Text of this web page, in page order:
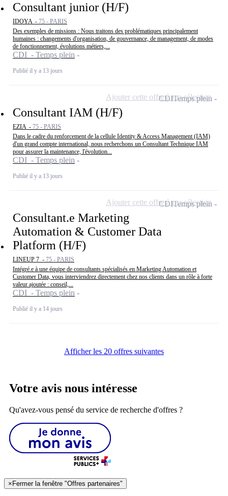
Consultant junior (H/F)
IDOYA - 75 - PARIS
Des exemples de missions : Nous traitons des problématiques principalement
humaines : changements d'organisation, de gouvernance, de management, de modes
de fonctionnement, évolutions métiers,...
CDI - Temps plein
Publié il y a 13 jours
Consultant IAM (H/F)
EZIA - 75 - PARIS
Dans le cadre du renforcement de la cellule Identity & Access Management (IAM)
d'un grand compte international, nous recherchons un Consultant Technique IAM
pour assurer la maintenance, l'évolution...
CDI - Temps plein
Publié il y a 13 jours
CDITemps plein
Ajouter cette offre à ma sélection
Consultant.e Marketing
Automation & Customer Data
Platform (H/F)
LINEUP 7 - 75 - PARIS
Intégré.e à une équipe de consultants spécialisés en Marketing Automation et
Customer Data, vous interviendrez directement chez nos clients dans un rôle à forte
valeur ajoutée : conseil,...
CDI - Temps plein
Publié il y a 14 jours
CDITemps plein
Ajouter cette offre à ma sélection
Afficher les 20 offres suivantes
Votre avis nous intéresse
Qu'avez-vous pensé du service de recherche d'offres ?
× Fermer la fenêtre "Offres partenaires"